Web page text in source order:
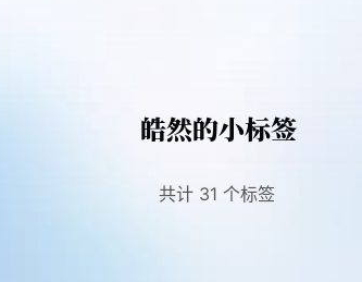
皓然的小标签
共计 31 个标签